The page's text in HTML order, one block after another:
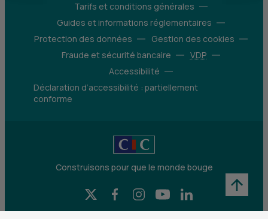
Tarifs et conditions générales
Guides et informations réglementaires
Protection des données
Gestion des cookies
Fraude et sécurité bancaire
VDP
Accessibilité
Déclaration d’accessibilité : partiellement
conforme
Construisons pour que le monde bouge
X (Twitter) - CIC
Facebook - CIC
Instagram - CIC
YouTube - CICLinkedIn - CIC